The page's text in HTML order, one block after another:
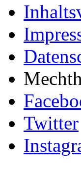
Twitter